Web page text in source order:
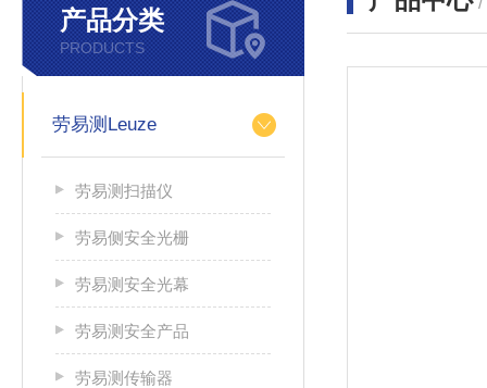
产品分类
PRODUCTS
劳易测Leuze
劳易测扫描仪
劳易侧安全光栅
劳易测安全光幕
劳易测安全产品
劳易测传输器